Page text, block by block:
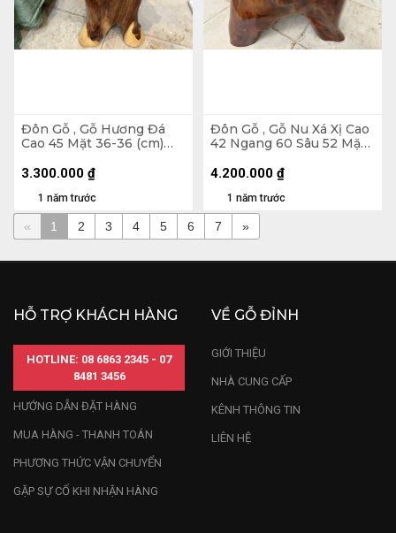
Đôn Gỗ , Gỗ Hương Đá
Cao 45 Mặt 36-36 (cm)
1 năm trước
3.300.000 ₫
Đôn Gỗ , Gỗ Nu Xá Xị Cao
42 Ngang 60 Sâu 52 Mặt
1 năm trước
4.200.000 ₫
« 1 2 3 4 5 6 7 »
HỖ TRỢ KHÁCH HÀNG
HOTLINE: 08 6863 2345 - 07
8481 3456
HƯỚNG DẪN ĐẶT HÀNG
MUA HÀNG - THANH TOÁN
PHƯƠNG THỨC VẬN CHUYỂN
GẶP SỰ CỐ KHI NHẬN HÀNG
VỀ GỖ ĐỈNH
GIỚI THIỆU
NHÀ CUNG CẤP
KÊNH THÔNG TIN
LIÊN HỆ